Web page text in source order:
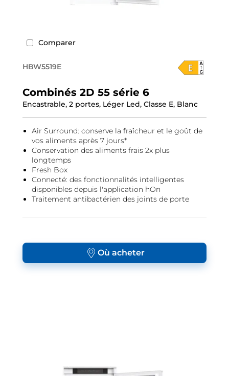
Comparer
HBW5519E
Combinés 2D 55 série 6
Encastrable, 2 portes, Léger Led, Classe E, Blanc
Air Surround: conserve la fraîcheur et le goût de
vos aliments après 7 jours*
Conservation des aliments frais 2x plus
longtemps
Fresh Box
Connecté: des fonctionnalités intelligentes
disponibles depuis l'application hOn
Traitement antibactérien des joints de porte
Où acheter